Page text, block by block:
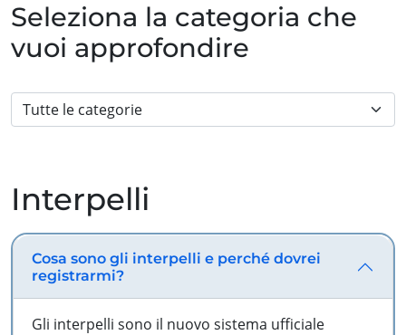
Seleziona la categoria che
vuoi approfondire
Interpelli
Cosa sono gli interpelli e perché dovrei
registrarmi?
Gli interpelli sono il nuovo sistema ufficiale